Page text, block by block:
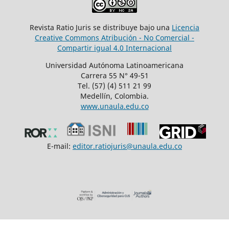
Revista Ratio Juris se distribuye bajo una Licencia
Creative Commons Atribución - No Comercial -
Compartir igual 4.0 Internacional
Universidad Autónoma Latinoamericana
Carrera 55 N° 49-51
Tel. (57) (4) 511 21 99
Medellín, Colombia.
www.unaula.edu.co
E-mail: editor.ratiojuris@unaula.edu.co